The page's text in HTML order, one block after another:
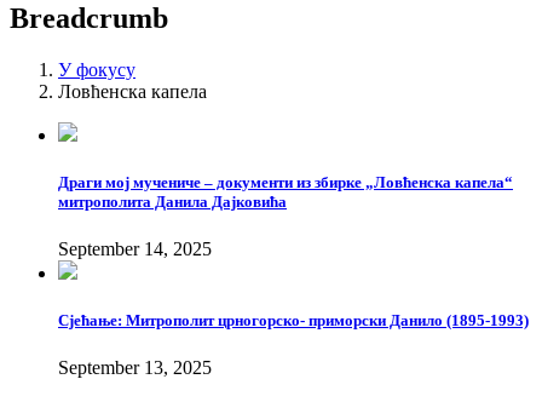
Breadcrumb
У фокусу
Ловћенска капела
Драги мој мучениче – документи из збирке „Ловћенска капела“
митрополита Данила Дајковића
September 14, 2025
Сјећање: Митрополит црногорско- приморски Данило (1895-1993)
September 13, 2025